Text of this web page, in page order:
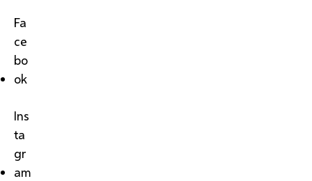
Fa
ce
bo
ok
Ins
ta
gr
am